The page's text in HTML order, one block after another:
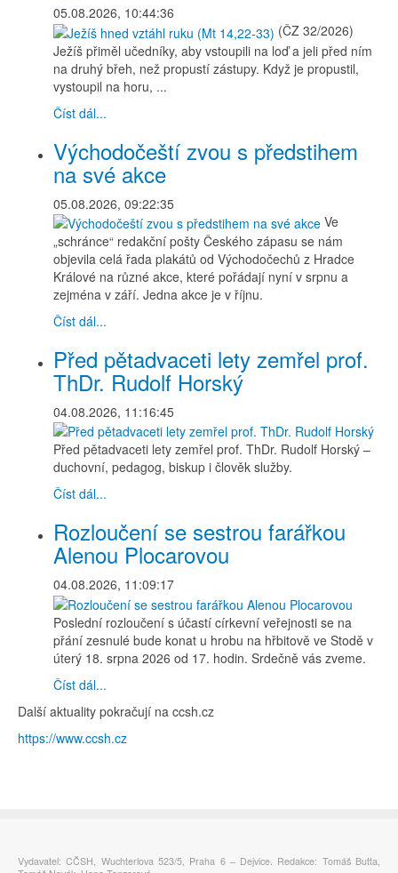
05.08.2026, 10:44:36
(ČZ 32/2026)
Ježíš přiměl učedníky, aby vstoupili na loď a jeli před ním
na druhý břeh, než propustí zástupy. Když je propustil,
vystoupil na horu, ...
Číst dál...
Východočeští zvou s předstihem
na své akce
05.08.2026, 09:22:35
Ve
„schránce“ redakční pošty Českého zápasu se nám
objevila celá řada plakátů od Východočechů z Hradce
Králové na různé akce, které pořádají nyní v srpnu a
zejména v září. Jedna akce je v říjnu.
Číst dál...
Před pětadvaceti lety zemřel prof.
ThDr. Rudolf Horský
04.08.2026, 11:16:45
Před pětadvaceti lety zemřel prof. ThDr. Rudolf Horský –
duchovní, pedagog, biskup i člověk služby.
Číst dál...
Rozloučení se sestrou farářkou
Alenou Plocarovou
04.08.2026, 11:09:17
Poslední rozloučení s účastí církevní veřejnosti se na
přání zesnulé bude konat u hrobu na hřbitově ve Stodě v
úterý 18. srpna 2026 od 17. hodin. Srdečně vás zveme.
Číst dál...
Další aktuality pokračují na ccsh.cz
https://www.ccsh.cz
Vydavatel: CČSH, Wuchterlova 523/5, Praha 6 – Dejvice. Redakce: Tomáš Butta,